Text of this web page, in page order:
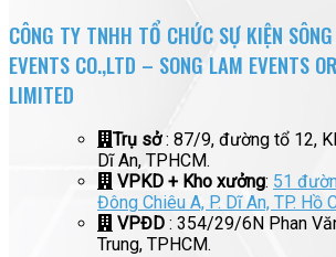
CÔNG TY TNHH TỔ CHỨC SỰ KIỆN
EVENTS CO.,LTD – SONG LAM EVENTS
LIMITED
Trụ sở: 87/9, đường tổ 12,
Dĩ An, TPHCM.
VPKD + Kho xưởng: 51
Đông Chiêu A, P. Dĩ An, TP. Hồ
VPĐD : 354/29/6N Phan
Trung, TPHCM.